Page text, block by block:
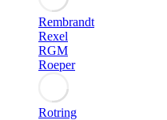
Rembrandt
Rexel
RGM
Roeper
Rotring